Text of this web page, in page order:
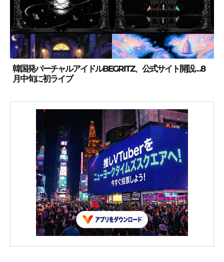
韓国発バーチャルアイドルBEGRITZ、公式サイト開設…8
月中旬に初ライブ